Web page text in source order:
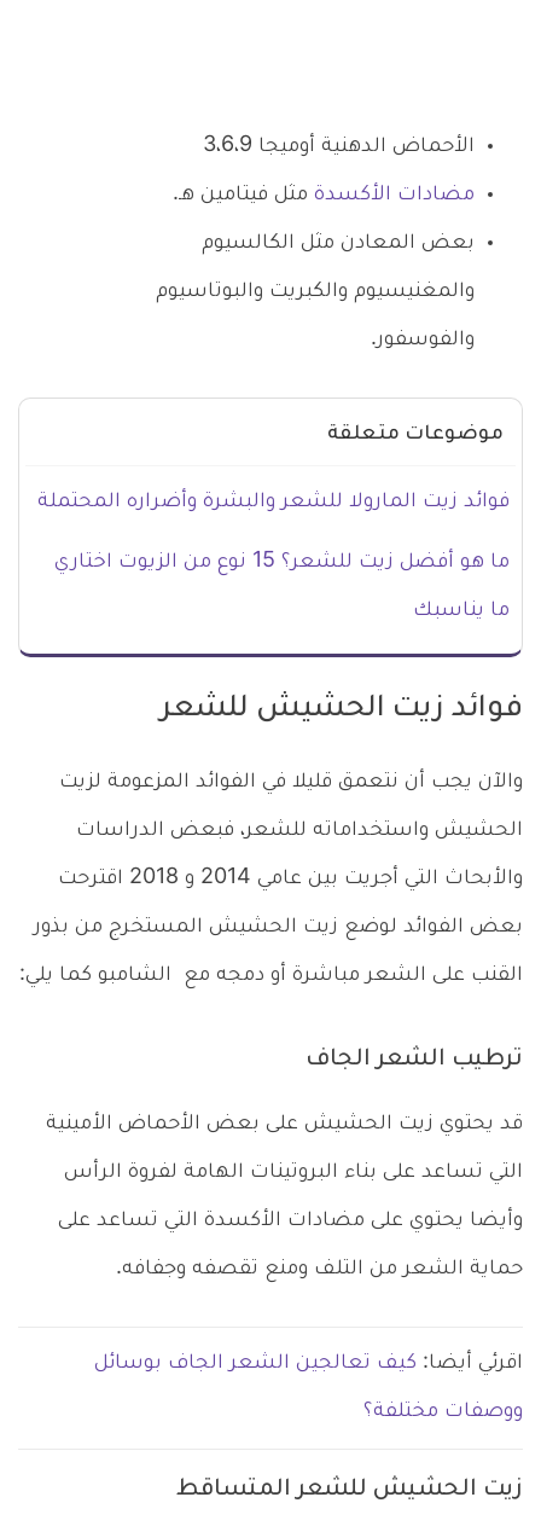
الأحماض الدهنية أوميجا 3،6،9
مضادات الأكسدة مثل فيتامين هـ.
بعض المعادن مثل الكالسيوم
والمغنيسيوم والكبريت والبوتاسيوم
والفوسفور.
موضوعات متعلقة
فوائد زيت المارولا للشعر والبشرة وأضراره المحتملة
ما هو أفضل زيت للشعر؟ 15 نوع من الزيوت اختاري
ما يناسبك
فوائد زيت الحشيش للشعر
والآن يجب أن نتعمق قليلا في الفوائد المزعومة لزيت
الحشيش واستخداماته للشعر، فبعض الدراسات
والأبحاث التي أجريت بين عامي 2014 و 2018 اقترحت
بعض الفوائد لوضع زيت الحشيش المستخرج من بذور
القنب على الشعر مباشرة أو دمجه مع الشامبو كما يلي:
ترطيب الشعر الجاف
قد يحتوي زيت الحشيش على بعض الأحماض الأمينية
التي تساعد على بناء البروتينات الهامة لفروة الرأس
وأيضا يحتوي على مضادات الأكسدة التي تساعد على
حماية الشعر من التلف ومنع تقصفه وجفافه.
اقرئي أيضا: كيف تعالجين الشعر الجاف بوسائل
ووصفات مختلفة؟
زيت الحشيش للشعر المتساقط